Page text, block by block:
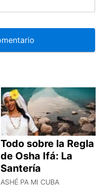
Todo sobre la Regla
de Osha Ifá: La
Santería
ASHÉ PA MI CUBA